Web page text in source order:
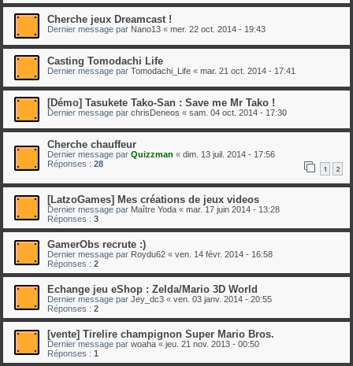
Cherche jeux Dreamcast !
Dernier message par Nano13 « mer. 22 oct. 2014 - 19:43
Casting Tomodachi Life
Dernier message par Tomodachi_Life « mar. 21 oct. 2014 - 17:41
[Démo] Tasukete Tako-San : Save me Mr Tako !
Dernier message par chrisDeneos « sam. 04 oct. 2014 - 17:30
Cherche chauffeur
Dernier message par Quizzman « dim. 13 juil. 2014 - 17:56
Réponses : 28 1 2
[LatzoGames] Mes créations de jeux videos
Dernier message par Maître Yoda « mar. 17 juin 2014 - 13:28
Réponses : 3
GamerObs recrute :)
Dernier message par Roydu62 « ven. 14 févr. 2014 - 16:58
Réponses : 2
Echange jeu eShop : Zelda/Mario 3D World
Dernier message par Jey_dc3 « ven. 03 janv. 2014 - 20:55
Réponses : 2
[vente] Tirelire champignon Super Mario Bros.
Dernier message par woaha « jeu. 21 nov. 2013 - 00:50
Réponses : 1